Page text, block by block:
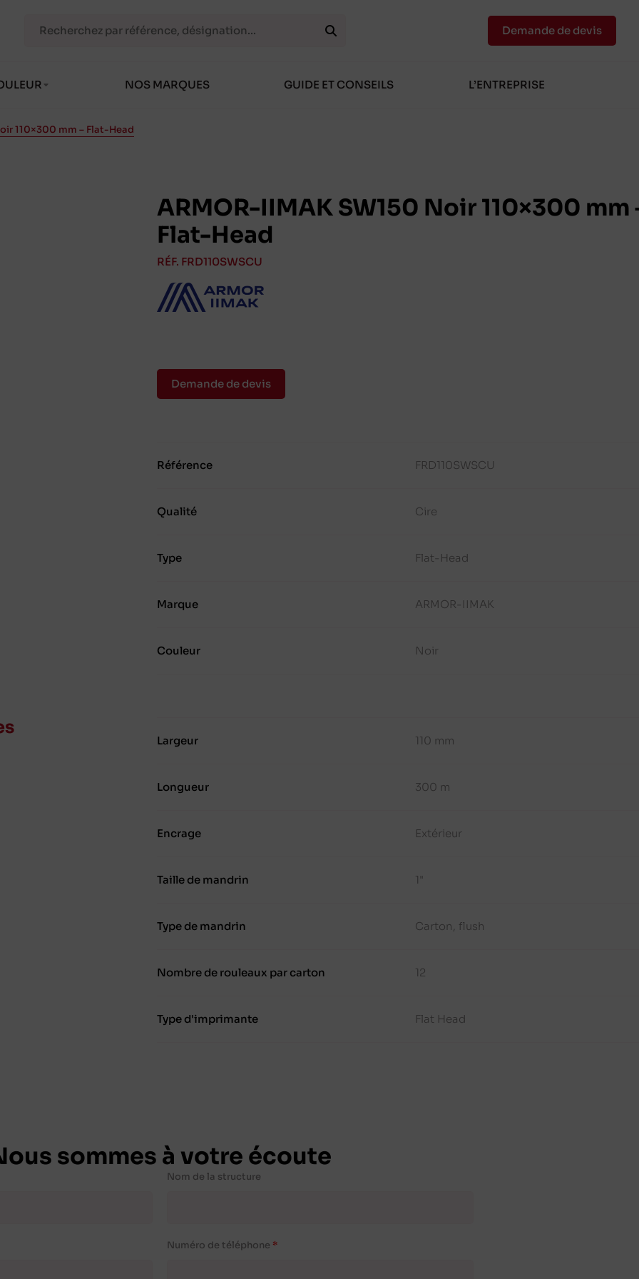
NOS MARQUES GUIDE ET CONSEILS L’ENTREPRISE
Demande de devis
110×300 mm – Flat-Head
ARMOR-IIMAK SW150 Noir 110×300 mm
Flat-Head
RÉF. FRD110SWSCU
Demande de devis
Référence FRD110SWSCU
Qualité Cire
Type Flat-Head
Marque ARMOR-IIMAK
Couleur Noir
Largeur 110 mm
Longueur 300 m
Encrage Extérieur
Taille de mandrin 1"
Type de mandrin Carton, flush
Nombre de rouleaux par carton 12
Type d'imprimante Flat Head
sommes à votre écoute
Nom de la structure
Numéro de téléphone